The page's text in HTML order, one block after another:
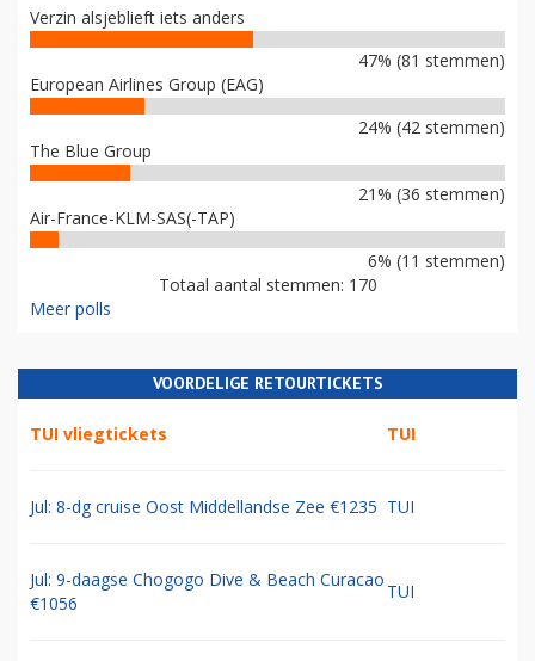
Verzin alsjeblieft iets anders
47% (81 stemmen)
European Airlines Group (EAG)
24% (42 stemmen)
The Blue Group
21% (36 stemmen)
Air-France-KLM-SAS(-TAP)
6% (11 stemmen)
Totaal aantal stemmen: 170
Meer polls
VOORDELIGE RETOURTICKETS
TUI vliegtickets TUI
Jul: 8-dg cruise Oost Middellandse Zee €1235 TUI
Jul: 9-daagse Chogogo Dive & Beach Curacao
€1056
TUI